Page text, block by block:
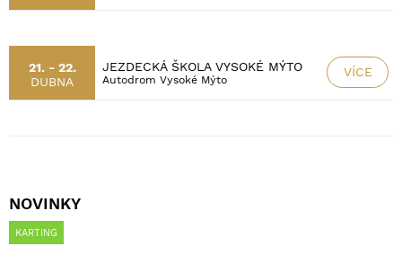
21. - 22.
DUBNA
JEZDECKÁ ŠKOLA VYSOKÉ MÝTO
Autodrom Vysoké Mýto
VÍCE
NOVINKY
KARTING